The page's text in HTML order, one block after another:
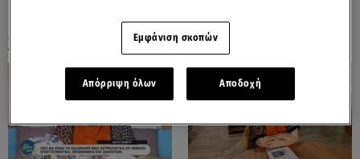
ΟΛΑ ΤΑ ΒΙΝΤΕΟ Εμφάνιση σκοπών
Απόρριψη όλων Αποδοχή